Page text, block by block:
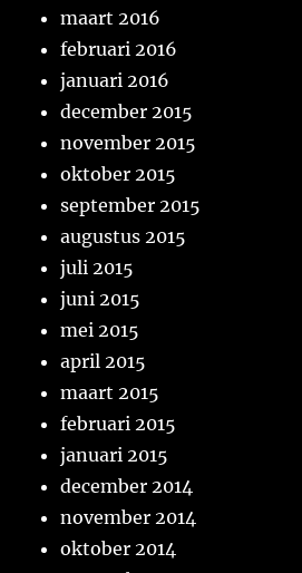
maart 2016
februari 2016
januari 2016
december 2015
november 2015
oktober 2015
september 2015
augustus 2015
juli 2015
juni 2015
mei 2015
april 2015
maart 2015
februari 2015
januari 2015
december 2014
november 2014
oktober 2014